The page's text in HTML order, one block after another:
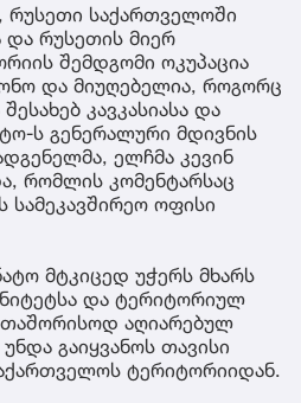
რუსეთი საქართველოში
და რუსეთის მიერ
შემდგომი ოკუპაცია
და მიუღებელია, როგორც
კავკასიასა და
ს გენერალური მდივნის
ელჩმა კევინ
რომლის კომენტარსაც
სამეკავშირეო ოფისი
მტკიცედ უჭერს მხარს
და ტერიტორიულ
აღიარებულ
გაიყვანოს თავისი
ტერიტორიიდან.